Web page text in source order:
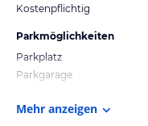
Kostenpflichtig
Parkmöglichkeiten
Parkplatz
Parkgarage
Mehr anzeigen